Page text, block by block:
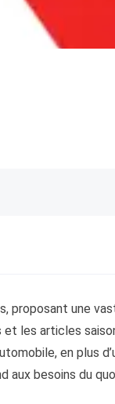
proposant une
et les articles
en plus
aux besoins du